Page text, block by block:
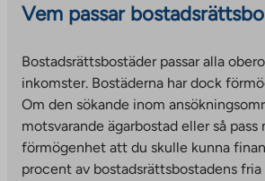
Vem passar
Bostadsrättsbostäder passar alla
inkomster. Bostäderna har dock
Om den sökande inom
motsvarande ägarbostad eller så
förmögenhet att du skulle kunna
procent av bostadsrättsbostadens fria